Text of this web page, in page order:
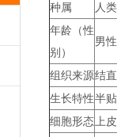
种属
人类
年龄（性
别）
男
组织来源结
生长特性半
细胞形态 上